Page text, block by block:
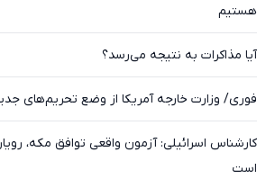
هستیم
آیا مذاکرات به نتیجه می‌رسد؟
فوری/ وزارت خارجه آمریکا از وضع تحریم‌های
کارشناس اسرائیلی: آزمون واقعی توافق مکه،
است